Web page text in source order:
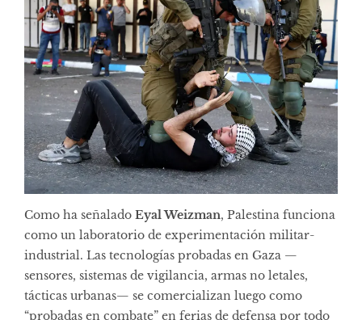
Como ha señalado Eyal Weizman, Palestina funciona
como un laboratorio de experimentación militar-
industrial. Las tecnologías probadas en Gaza —
sensores, sistemas de vigilancia, armas no letales,
tácticas urbanas— se comercializan luego como
“probadas en combate” en ferias de defensa por todo